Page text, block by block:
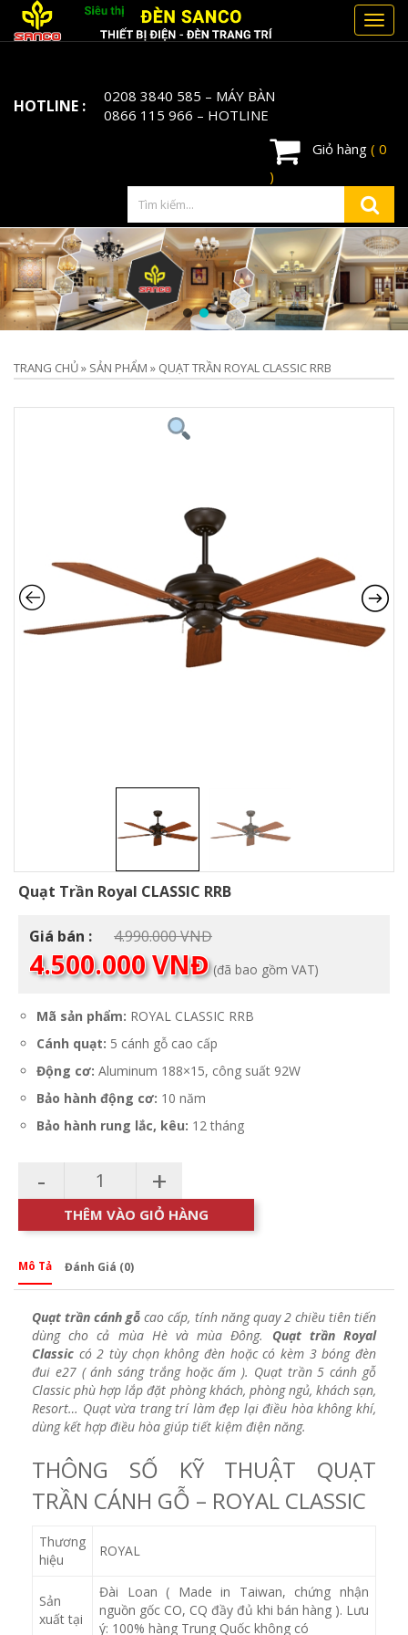
HOTLINE : 0208 3840 585 – MÁY BÀN
0866 115 966 – HOTLINE
Giỏ hàng ( 0
)
TRANG CHỦ» SẢN PHẨM » QUẠT TRẦN ROYAL CLASSIC RRB
Quạt Trần Royal CLASSIC RRB
Giá bán : 4.990.000VNĐGiá
là:
4.500.000VNĐGiá
hiện
là:
4.500.000 VNĐ.
(đã bao gồm VAT)
Mã sản phẩm: ROYAL CLASSIC RRB
Cánh quạt: 5 cánh gỗ cao cấp
Động cơ: Aluminum 188×15, công suất 92W
Bảo hành động cơ: 10 năm
Bảo hành rung lắc, kêu: 12 tháng
- +
THÊM VÀO GIỎ HÀNG
Mô Tả Đánh Giá (0)
Quạt trần cánh gỗ cao cấp, tính năng quay 2 chiều tiên tiến
dùng cho cả mùa Hè và mùa Đông. Quạt trần Royal
Classic có 2 tùy chọn không đèn hoặc có kèm 3 bóng đèn
đui e27 ( ánh sáng trắng hoặc ấm ). Quạt trần 5 cánh gỗ
Classic phù hợp lắp đặt phòng khách, phòng ngủ, khách sạn,
Resort… Quạt vừa trang trí làm đẹp lại điều hòa không khí,
dùng kết hợp điều hòa giúp tiết kiệm điện năng.
THÔNG SỐ KỸ THUẬT QUẠT
TRẦN CÁNH GỖ – ROYAL CLASSIC
Thương
hiệu
ROYAL
Sản
xuất tại
Đài Loan ( Made in Taiwan, chứng nhận
nguồn gốc CO, CQ đầy đủ khi bán hàng ). Lưu
ý: 100% hàng Trung Quốc không có